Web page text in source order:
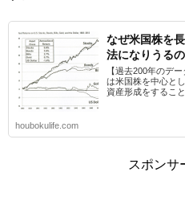
なぜ米国株を
法になりうる
【過去200年のデ
は米国株を中心と
資産形成をするこ
houbokulife.com
スポンサ